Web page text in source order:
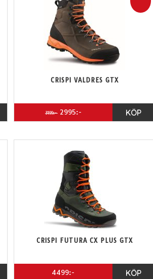
CRISPI VALDRES GTX
3199:- 2995:- KÖP
CRISPI FUTURA CX PLUS GTX
4499:- KÖP